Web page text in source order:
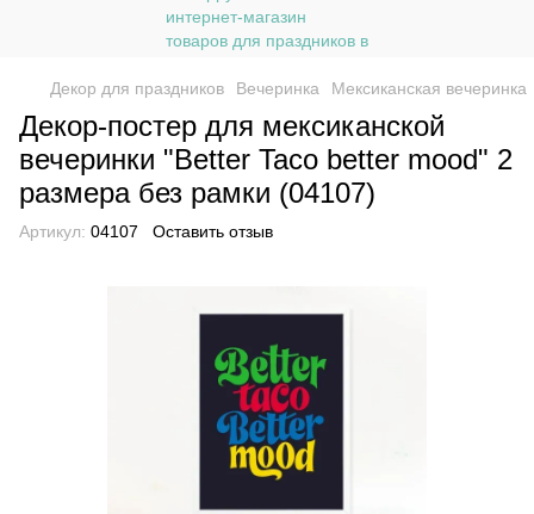
Декор для праздников Вечеринка Мексиканская вечеринка
Декор-постер для мексиканской
вечеринки "Better Taco better mood" 2
размера без рамки (04107)
Артикул: 04107 Оставить отзыв